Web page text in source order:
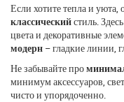
Если хотите тепла и уюта,
классическийстиль.
цвета и декоративные
модерн – гладкие линии,
Не забывайте про
минимум аксессуаров,
чисто и упорядоченно.